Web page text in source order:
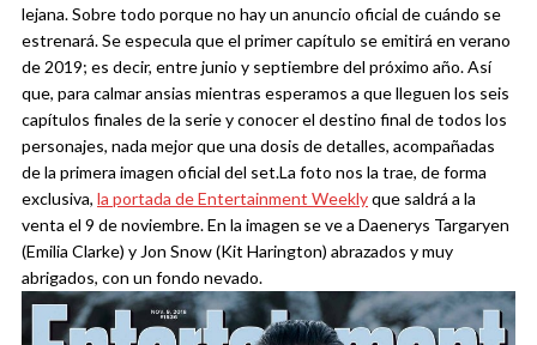
lejana. Sobre todo porque no hay un anuncio oficial de cuándo se
estrenará. Se especula que el primer capítulo se emitirá en verano
de 2019; es decir, entre junio y septiembre del próximo año. Así
que, para calmar ansias mientras esperamos a que lleguen los seis
capítulos finales de la serie y conocer el destino final de todos los
personajes, nada mejor que una dosis de detalles, acompañadas
de la primera imagen oficial del set.La foto nos la trae, de forma
exclusiva, la portada de Entertainment Weeklyque saldrá a la
venta el 9 de noviembre. En la imagen se ve a Daenerys Targaryen
(Emilia Clarke) y Jon Snow (Kit Harington) abrazados y muy
abrigados, con un fondo nevado.